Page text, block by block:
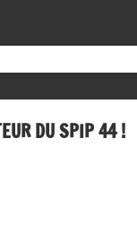
DU SPIP 44 !